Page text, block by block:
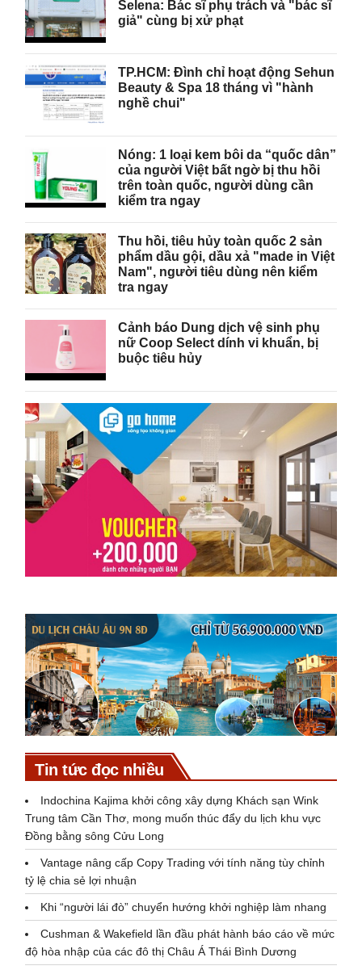
Selena: Bác sĩ phụ trách và "bác sĩ
giả" cùng bị xử phạt
TP.HCM: Đình chỉ hoạt động Sehun
Beauty & Spa 18 tháng vì "hành
nghề chui"
Nóng: 1 loại kem bôi da “quốc dân”
của người Việt bất ngờ bị thu hồi
trên toàn quốc, người dùng cần
kiểm tra ngay
Thu hồi, tiêu hủy toàn quốc 2 sản
phẩm dầu gội, dầu xả "made in Việt
Nam", người tiêu dùng nên kiểm
tra ngay
Cảnh báo Dung dịch vệ sinh phụ
nữ Coop Select dính vi khuẩn, bị
buộc tiêu hủy
Tin tức đọc nhiều
Indochina Kajima khởi công xây dựng Khách sạn Wink
Trung tâm Cần Thơ, mong muốn thúc đẩy du lịch khu vực
Đồng bằng sông Cửu Long
Vantage nâng cấp Copy Trading với tính năng tùy chỉnh
tỷ lệ chia sẻ lợi nhuận
Khi “người lái đò” chuyển hướng khởi nghiệp làm nhang
Cushman & Wakefield lần đầu phát hành báo cáo về mức
độ hòa nhập của các đô thị Châu Á Thái Bình Dương